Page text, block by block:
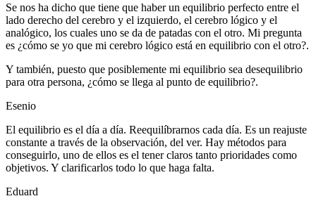
Se nos ha dicho que tiene que haber un equilibrio perfecto entre el
lado derecho del cerebro y el izquierdo, el cerebro lógico y el
analógico, los cuales uno se da de patadas con el otro. Mi pregunta
es ¿cómo se yo que mi cerebro lógico está en equilibrio con el otro?.
Y también, puesto que posiblemente mi equilibrio sea desequilibrio
para otra persona, ¿cómo se llega al punto de equilibrio?.
Esenio
El equilibrio es el día a día. Reequilíbrarnos cada día. Es un reajuste
constante a través de la observación, del ver. Hay métodos para
conseguirlo, uno de ellos es el tener claros tanto prioridades como
objetivos. Y clarificarlos todo lo que haga falta.
Eduard